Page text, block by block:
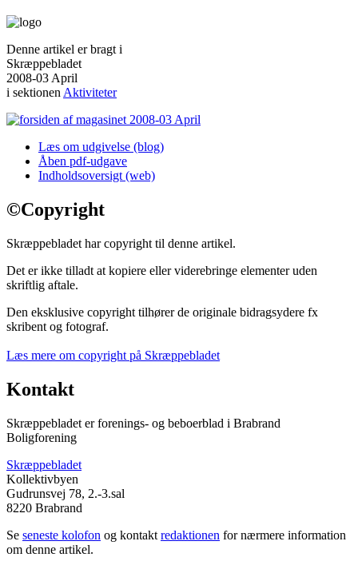
Denne artikel er bragt i
Skræppebladet
2008-03 April
i sektionen Aktiviteter
Læs om udgivelse (blog)
Åben pdf-udgave
Indholdsoversigt (web)
©Copyright
Skræppebladet har copyright til denne artikel.
Det er ikke tilladt at kopiere eller viderebringe elementer uden
skriftlig aftale.
Den eksklusive copyright tilhører de originale bidragsydere fx
skribent og fotograf.
Læs mere om copyright på Skræppebladet
Kontakt
Skræppebladet er forenings- og beboerblad i Brabrand
Boligforening
Skræppebladet
Kollektivbyen
Gudrunsvej 78, 2.-3.sal
8220 Brabrand
Se seneste kolofon og kontakt redaktionen for nærmere information
om denne artikel.